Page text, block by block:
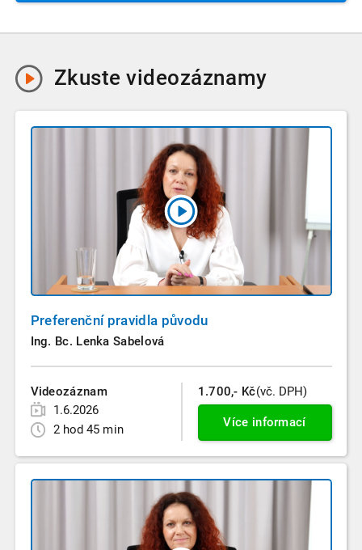
Zkustevideozáznamy
Preferenční pravidla původu
Ing. Bc. Lenka Sabelová
Videozáznam
1.6.2026
2 hod 45 min
1.700,- Kč(vč. DPH)
Více informací